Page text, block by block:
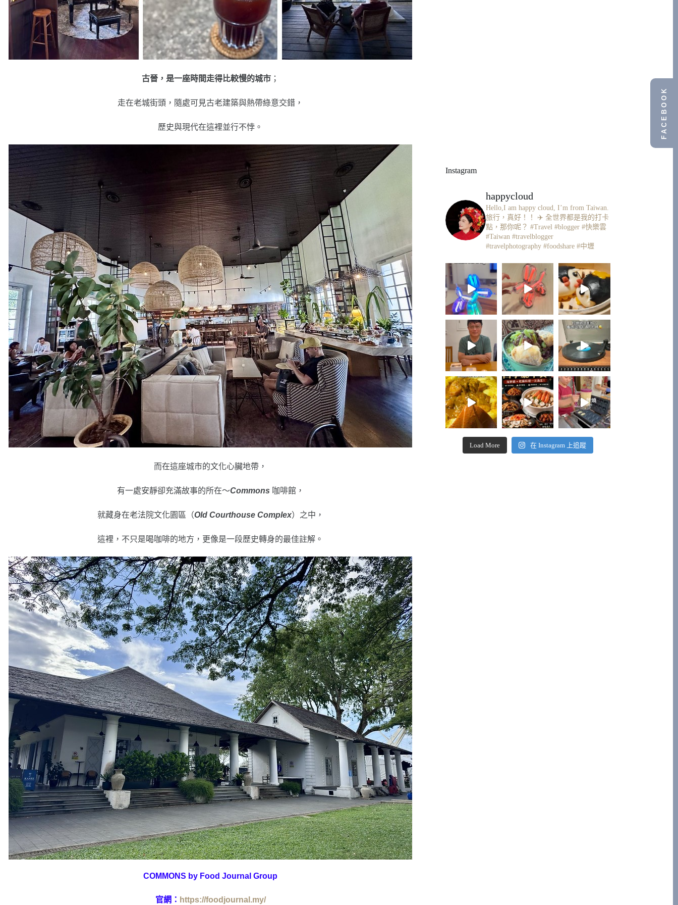
古晉，是一座時間走得比較慢的城市 ；
走在老城街頭，隨處可見古老建築與熱帶綠意交錯，
歷史與現代在這裡並行不悖。
而在這座城市的文化心臟地帶，
有一處安靜卻充滿故事的所在～Commons 咖啡館，
就藏身在老法院文化園區（Old Courthouse Complex）之中，
這裡，不只是喝咖啡的地方，更像是一段歷史轉身的最佳註解。
COMMONS by Food Journal Group
官網： https://foodjournal.my/
Instagram
happycloud
Hello,I am happy cloud, I’m from Taiwan.
旅行，真好！！ ✈️ 全世界都是我的打卡
點，那你呢？ #Travel #blogger #快樂雲
#Taiwan #travelblogger
#travelphotography #foodshare #中壢
Load More 在 Instagram 上追蹤
FACEBOOK